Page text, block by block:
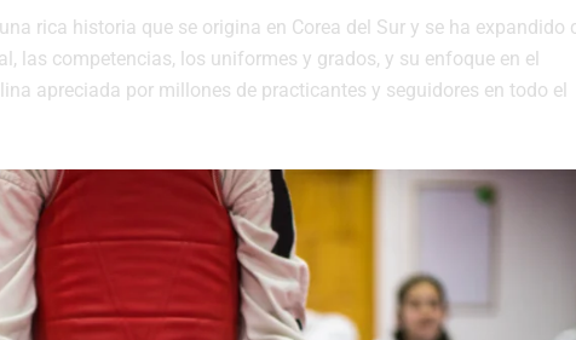
rica historia que se origina en Corea del Sur y se ha expandido
las competencias, los uniformes y grados, y su enfoque en el
apreciada por millones de practicantes y seguidores en todo el